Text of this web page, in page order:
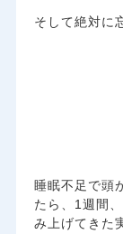
そして絶対に
睡眠不足で頭
たら、1週間
み上げてきた